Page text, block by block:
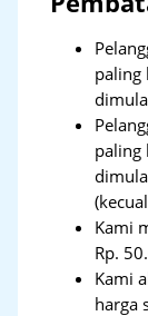
paling
paling
Kami
Rp.
Kami
harga